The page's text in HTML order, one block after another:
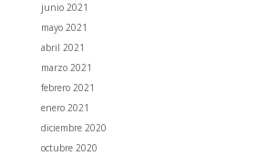
junio 2021
mayo 2021
abril 2021
marzo 2021
febrero 2021
enero 2021
diciembre 2020
octubre 2020